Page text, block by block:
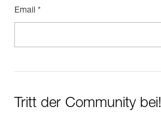
Email *
Tritt der Community bei!